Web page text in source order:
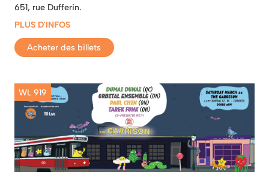
651, rue Dufferin.
PLUS D'INFOS
Acheter des billets
WL 919